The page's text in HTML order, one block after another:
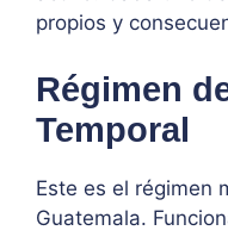
propios y
Régimen
Temporal
Este es el régimen
Guatemala.